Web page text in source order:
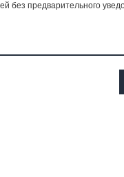
без предварительного